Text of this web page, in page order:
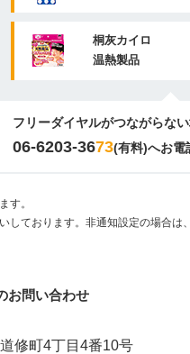
桐灰カイロ
温熱製品
フリーダイヤルがつながらな
06-6203-3673(有料)へお電
す。
ております。非通知設定の場合は
お問い合わせ
修町4丁目4番10号